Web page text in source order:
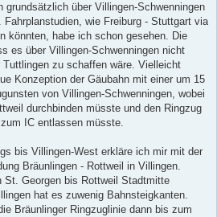
über Villingen-Schwenningen
wie Freiburg - Stuttgart via
könnten, habe ich schon gesehen. Die
es über Villingen-Schwenningen nicht
zu schaffen wäre. Vielleicht
Konzeption der Gäubahn mit einer um 15
von Villingen-Schwenningen, wobei
durchbinden müsste und den Ringzug
IC entlassen müsste.
bis Villingen-West erkläre ich mir mit der
Bräunlingen - Rottweil in Villingen.
Georgen bis Rottweil Stadtmitte
hat es zuwenig Bahnsteigkanten.
Bräunlinger Ringzuglinie dann bis zum